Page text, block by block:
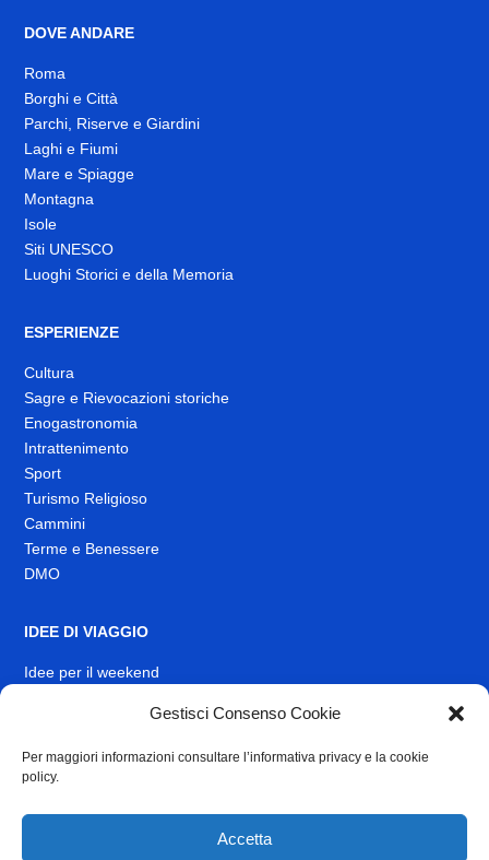
Gestisci Consenso Cookie
Per maggiori informazioni consultare l’informativa privacy e la cookie
policy.
Accetta
DOVE ANDARE
Roma
Borghi e Città
Parchi, Riserve e Giardini
Laghi e Fiumi
Mare e Spiagge
Montagna
Isole
Siti UNESCO
Luoghi Storici e della Memoria
ESPERIENZE
Cultura
Sagre e Rievocazioni storiche
Enogastronomia
Intrattenimento
Sport
Turismo Religioso
Cammini
Terme e Benessere
DMO
IDEE DI VIAGGIO
Idee per il weekend
INFO
News